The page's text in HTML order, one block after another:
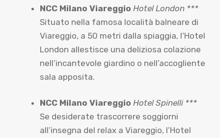
NCC Milano Viareggio Hotel London ***
Situato nella famosa località balneare di
Viareggio, a 50 metri dalla spiaggia, l’Hotel
London allestisce una deliziosa colazione
nell’incantevole giardino o nell’accogliente
sala apposita.
NCC Milano Viareggio Hotel Spinelli ***
Se desiderate trascorrere soggiorni
all’insegna del relax a Viareggio, l’Hotel